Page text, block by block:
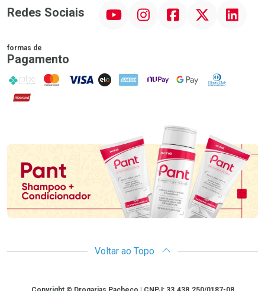
Redes Sociais InstagramFacebookTwitter Linkedin
formas de
Pagamento
PIX MasterCard
VISA ELO AMEX NuPay Google PayDiners Club
Hipercard
Promoção em Destaque
Voltar ao Topo
Copyright